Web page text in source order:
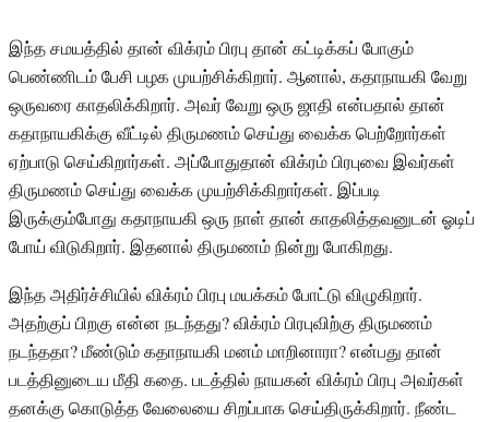
இந்த சமயத்தில் தான் விக்ரம் பிரபு தான் கட்டிக்கப் போகும்
பெண்ணிடம் பேசி பழக முயற்சிக்கிறார். ஆனால், கதாநாயகி வேறு
ஒருவரை காதலிக்கிறார். அவர் வேறு ஒரு ஜாதி என்பதால் தான்
கதாநாயகிக்கு வீட்டில் திருமணம் செய்து வைக்க பெற்றோர்கள்
ஏற்பாடு செய்கிறார்கள். அப்போதுதான் விக்ரம் பிரபுவை இவர்கள்
திருமணம் செய்து வைக்க முயற்சிக்கிறார்கள். இப்படி
இருக்கும்போது கதாநாயகி ஒரு நாள் தான் காதலித்தவனுடன் ஓடிப்
போய் விடுகிறார். இதனால் திருமணம் நின்று போகிறது.
இந்த அதிர்ச்சியில் விக்ரம் பிரபு மயக்கம் போட்டு விழுகிறார்.
அதற்குப் பிறகு என்ன நடந்தது? விக்ரம் பிரபுவிற்கு திருமணம்
நடந்ததா? மீண்டும் கதாநாயகி மனம் மாறினாரா? என்பது தான்
படத்தினுடைய மீதி கதை. படத்தில் நாயகன் விக்ரம் பிரபு அவர்கள்
தனக்கு கொடுத்த வேலையை சிறப்பாக செய்திருக்கிறார். நீண்ட